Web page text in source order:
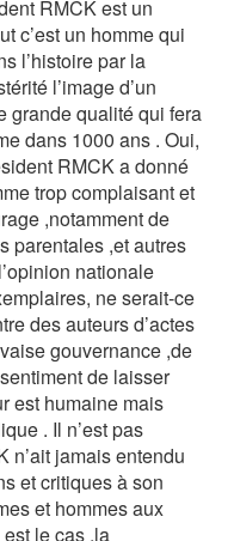
RMCK est un
c’est un homme qui
l’histoire par la
l’image d’un
grande qualité qui fera
dans 1000 ans . Oui,
RMCK a donné
trop complaisant et
,notamment de
parentales ,et autres
nationale
ne serait-ce
des auteurs d’actes
gouvernance ,de
de laisser
est humaine mais
. Il n’est pas
n’ait jamais entendu
et critiques à son
et hommes aux
le cas ,la